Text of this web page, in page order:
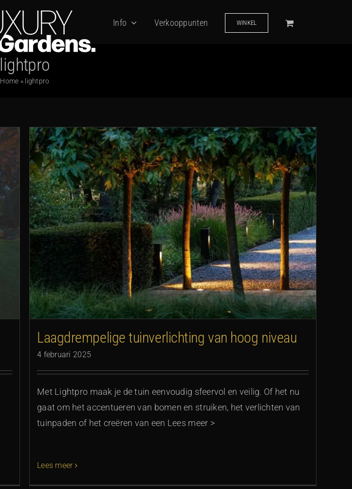
Info Verkooppunten WINKEL
lightpro
Home » lightpro
Laagdrempelige tuinverlichting van hoog niveau
4 februari 2025
Met Lightpro maak je de tuin eenvoudig sfeervol en veilig. Of het nu
gaat om het accentueren van bomen en struiken, het verlichten van
tuinpaden of het creëren van een Lees meer >
Lees meer